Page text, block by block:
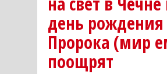
день рождения
Пророка (мир
поощрят